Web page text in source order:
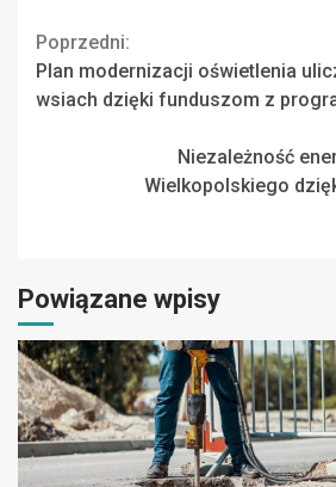
Continue
Reading
Poprzedni:
Plan modernizacji oświetlenia
wsiach dzięki funduszom z
Niezależność
Wielkopolskiego
Powiązane wpisy